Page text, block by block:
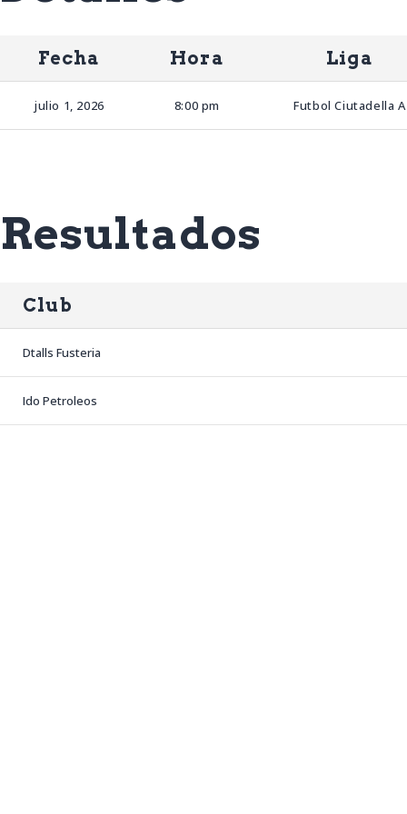
Fecha Hora Liga
julio 1, 2026 8:00 pm Futbol Ciutadella A
Resultados
Club
Dtalls Fusteria
Ido Petroleos